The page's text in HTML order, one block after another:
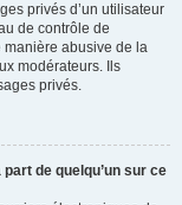
privés d’un utilisateur
de contrôle de
manière abusive de la
modérateurs. Ils
privés.
de quelqu’un sur ce